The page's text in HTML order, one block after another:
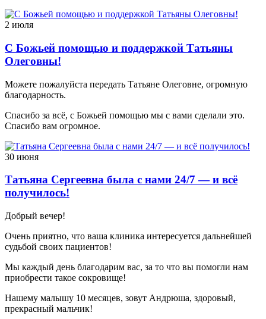
2 июля
С Божьей помощью и поддержкой Татьяны
Олеговны!
Можете пожалуйста передать Татьяне Олеговне, огромную
благодарность.
Спасибо за всё, с Божьей помощью мы с вами сделали это.
Спасибо вам огромное.
30 июня
Татьяна Сергеевна была с нами 24/7 — и всё
получилось!
Добрый вечер!
Очень приятно, что ваша клиника интересуется дальнейшей
судьбой своих пациентов!
Мы каждый день благодарим вас, за то что вы помогли нам
приобрести такое сокровище!
Нашему малышу 10 месяцев, зовут Андрюша, здоровый,
прекрасный мальчик!